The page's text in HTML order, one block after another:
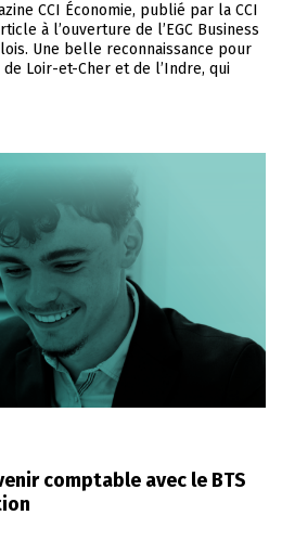
CCI Économie, publié par la CCI
à l’ouverture de l’EGC Business
Une belle reconnaissance pour
Loir-et-Cher et de l’Indre, qui
comptable avec le BTS